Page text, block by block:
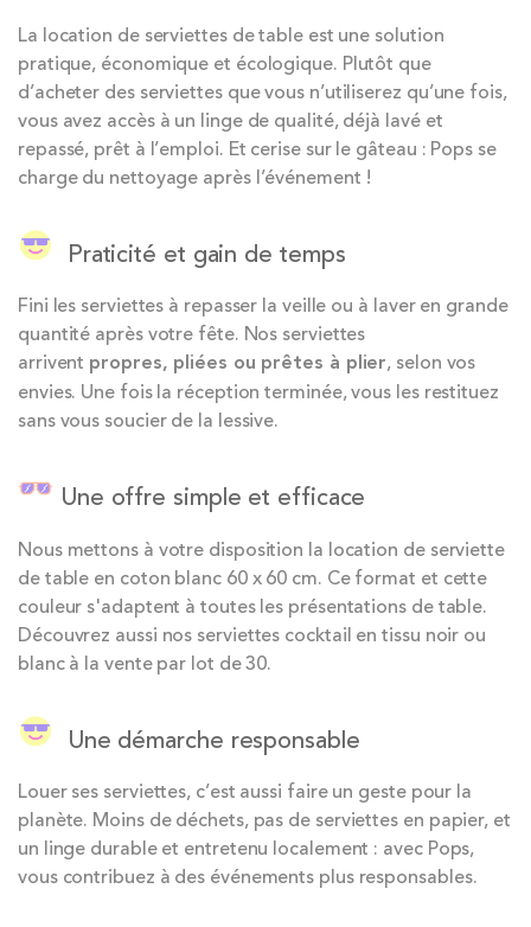
La location de serviettes de table est une solution
pratique, économique et écologique. Plutôt que
d’acheter des serviettes que vous n’utiliserez qu’une fois,
vous avez accès à un linge de qualité, déjà lavé et
repassé, prêt à l’emploi. Et cerise sur le gâteau : Pops se
charge du nettoyage après l’événement !
Praticité et gain de temps
Fini les serviettes à repasser la veille ou à laver en grande
quantité après votre fête. Nos serviettes
arrivent propres, pliées ou prêtes à plier, selon vos
envies. Une fois la réception terminée, vous les restituez
sans vous soucier de la lessive.
Une offre simple et efficace
Nous mettons à votre disposition la location de serviette
de table en coton blanc 60 x 60 cm. Ce format et cette
couleur s'adaptent à toutes les présentations de table.
Découvrez aussi nos serviettes cocktail en tissu noir ou
blanc à la vente par lot de 30.
Une démarche responsable
Louer ses serviettes, c’est aussi faire un geste pour la
planète. Moins de déchets, pas de serviettes en papier, et
un linge durable et entretenu localement : avec Pops,
vous contribuez à des événements plus responsables.